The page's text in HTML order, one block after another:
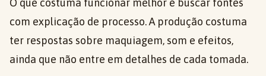
O que costuma funcionar melhor é buscar fontes
com explicação de processo. A produção costuma
ter respostas sobre maquiagem, som e efeitos,
ainda que não entre em detalhes de cada tomada.